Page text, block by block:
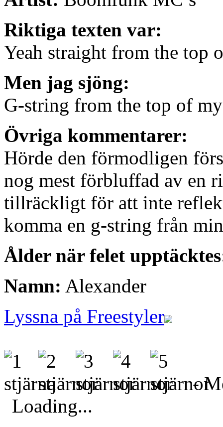
Riktiga texten var:
Yeah straight from the top
Men jag sjöng:
G-string from the top of
Övriga kommentarer:
Hörde den förmodligen
nog mest förbluffad av en
tillräckligt för att inte
komma en g-string från
Ålder när felet
Namn: Alexander
Lyssna på Freestyler
-
Loading...